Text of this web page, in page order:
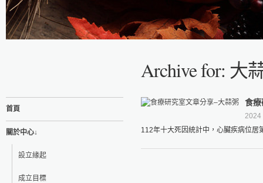
Archive for: 大
首頁
關於中心↓
設立緣起
成立目標
食療
2024
112年十大死因統計中，心臟疾病位